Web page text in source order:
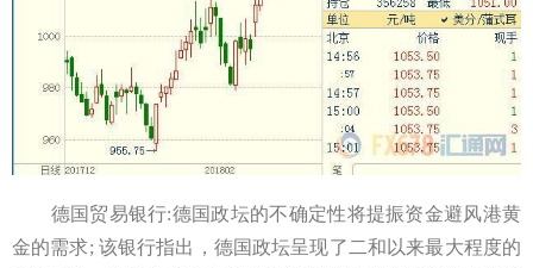
德国贸易银行:德国政坛的不确定性将提振资金避风港黄
金的需求; 该银行指出，德国政坛呈现了二和以来最大程度的